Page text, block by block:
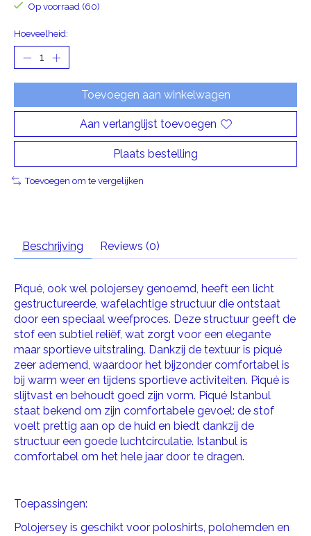
Op voorraad (60)
Hoeveelheid:
Toevoegen aan winkelwagen
Aan verlanglijst toevoegen
Plaats bestelling
Toevoegen om te vergelijken
Beschrijving Reviews (0)
Piqué, ook wel polojersey genoemd, heeft een licht
gestructureerde, wafelachtige structuur die ontstaat
door een speciaal weefproces. Deze structuur geeft de
stof een subtiel reliëf, wat zorgt voor een elegante
maar sportieve uitstraling. Dankzij de textuur is piqué
zeer ademend, waardoor het bijzonder comfortabel is
bij warm weer en tijdens sportieve activiteiten. Piqué is
slijtvast en behoudt goed zijn vorm. Piqué Istanbul
staat bekend om zijn comfortabele gevoel: de stof
voelt prettig aan op de huid en biedt dankzij de
structuur een goede luchtcirculatie. Istanbul is
comfortabel om het hele jaar door te dragen.
Toepassingen:
Polojersey is geschikt voor poloshirts, polohemden en